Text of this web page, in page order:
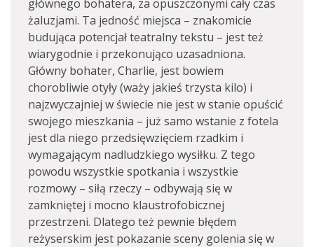
głównego bohatera, za opuszczonymi cały czas
żaluzjami. Ta jedność miejsca – znakomicie
budująca potencjał teatralny tekstu – jest też
wiarygodnie i przekonująco uzasadniona.
Główny bohater, Charlie, jest bowiem
chorobliwie otyły (waży jakieś trzysta kilo) i
najzwyczajniej w świecie nie jest w stanie opuścić
swojego mieszkania – już samo wstanie z fotela
jest dla niego przedsięwzięciem rzadkim i
wymagającym nadludzkiego wysiłku. Z tego
powodu wszystkie spotkania i wszystkie
rozmowy – siłą rzeczy – odbywają się w
zamkniętej i mocno klaustrofobicznej
przestrzeni. Dlatego też pewnie błędem
reżyserskim jest pokazanie sceny golenia się w